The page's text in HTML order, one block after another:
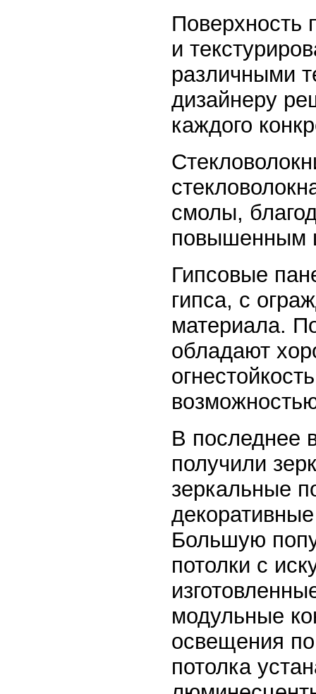
Поверхность
и
различными
дизайнеру
каждого
смолы,
повышенным
Гипсовые
гипса, с
материала.
обладают
В последнее
получили
зеркальные
Большую
потолки с
модульные
освещения
потолка